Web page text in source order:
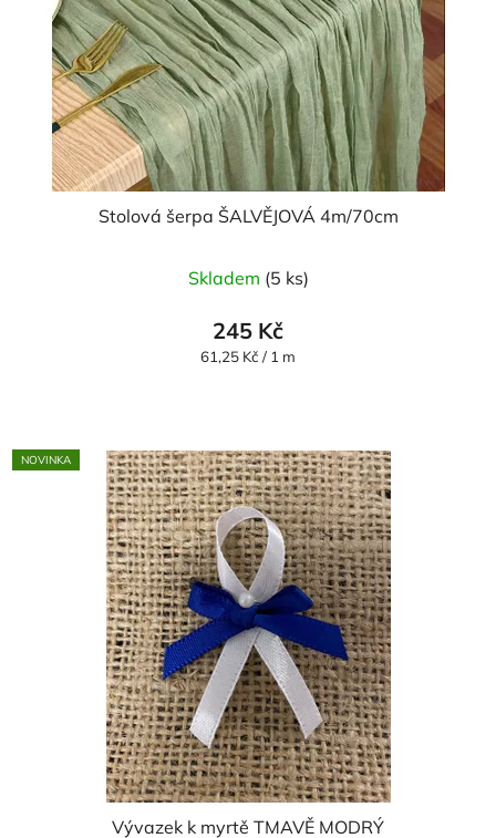
Stolová šerpa ŠALVĚJOVÁ 4m/70cm
Skladem (5 ks)
245 Kč
Měrná
61,25 Kč / 1 m
NOVINKA
Vývazek k myrtě TMAVĚ MODRÝ